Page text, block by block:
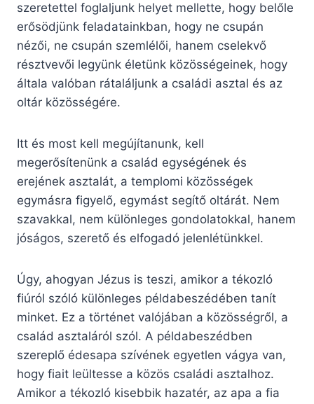
szeretettel foglaljunk helyet mellette, hogy belőle
erősödjünk feladatainkban, hogy ne csupán
nézői, ne csupán szemlélői, hanem cselekvő
résztvevői legyünk életünk közösségeinek, hogy
általa valóban rátaláljunk a családi asztal és az
oltár közösségére.
Itt és most kell megújítanunk, kell
megerősítenünk a család egységének és
erejének asztalát, a templomi közösségek
egymásra figyelő, egymást segítő oltárát. Nem
szavakkal, nem különleges gondolatokkal, hanem
jóságos, szerető és elfogadó jelenlétünkkel.
Úgy, ahogyan Jézus is teszi, amikor a tékozló
fiúról szóló különleges példabeszédében tanít
minket. Ez a történet valójában a közösségről, a
család asztaláról szól. A példabeszédben
szereplő édesapa szívének egyetlen vágya van,
hogy fiait leültesse a közös családi asztalhoz.
Amikor a tékozló kisebbik hazatér, az apa a fia